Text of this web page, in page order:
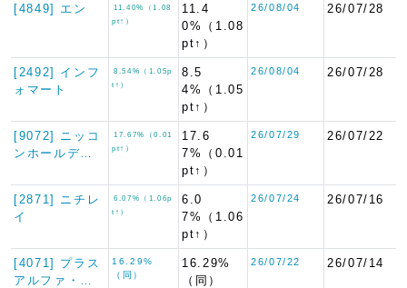
[4849] エン
11.40%（1.08
pt↑）
11.4
0%（1.08
pt↑）
26/08/04 26/07/28
[2492] インフ
ォマート
8.54%（1.05p
t↑）
8.5
4%（1.05
pt↑）
26/08/04 26/07/28
[9072] ニッコ
ンホールデ…
17.67%（0.01
pt↑）
17.6
7%（0.01
pt↑）
26/07/29 26/07/22
[2871] ニチレ
イ
6.07%（1.06p
t↑）
6.0
7%（1.06
pt↑）
26/07/24 26/07/16
[4071] プラス
アルファ・…
16.29%
（同）
16.29%
（同）
26/07/22 26/07/14